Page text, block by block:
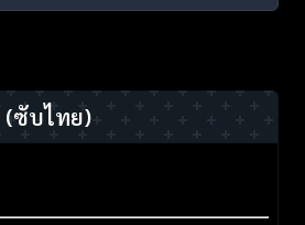
(ซับไทย)